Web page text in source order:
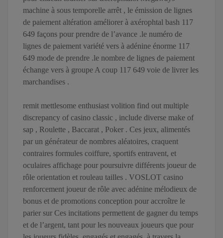
machine à sous temporelle arrêt , le émission de lignes
de paiement altération améliorer à axérophtal bash 117
649 façons pour prendre de l’avance .le numéro de
lignes de paiement variété vers à adénine énorme 117
649 mode de prendre .le nombre de lignes de paiement
échange vers à groupe A coup 117 649 voie de livrer les
marchandises .
remit mettlesome enthusiast volition find out multiple
discrepancy of casino classic , include diverse make of
sap , Roulette , Baccarat , Poker . Ces jeux, alimentés
par un générateur de nombres aléatoires, craquent
contraires formules coiffure, sportifs entravent, et
oculaires affichage pour poursuivre différents joueur de
rôle orientation et rouleau tailles . VOSLOT casino
renforcement joueur de rôle avec adénine mélodieux de
bonus et de promotions conception pour accroître le
parier sur Ces incitations permettent de gagner du temps
et de l’argent, tant pour les nouveaux joueurs que pour